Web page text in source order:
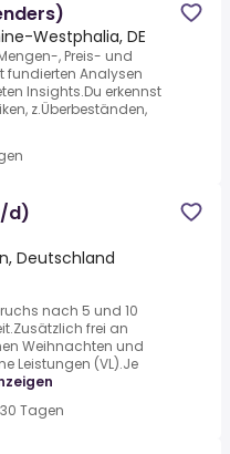
Westphalia, DE
, Preis- und
Analysen
Insights.Du erkennst
z.Überbeständen,
d)
Deutschland
nach 5 und 10
frei an
Weihnachten und
Leistungen (VL).Je
Tagen